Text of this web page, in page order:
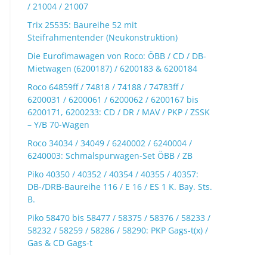
/ 21004 / 21007
Trix 25535: Baureihe 52 mit
Steifrahmentender (Neukonstruktion)
Die Eurofimawagen von Roco: ÖBB / CD / DB-
Mietwagen (6200187) / 6200183 & 6200184
Roco 64859ff / 74818 / 74188 / 74783ff /
6200031 / 6200061 / 6200062 / 6200167 bis
6200171, 6200233: CD / DR / MAV / PKP / ZSSK
– Y/B 70-Wagen
Roco 34034 / 34049 / 6240002 / 6240004 /
6240003: Schmalspurwagen-Set ÖBB / ZB
Piko 40350 / 40352 / 40354 / 40355 / 40357:
DB-/DRB-Baureihe 116 / E 16 / ES 1 K. Bay. Sts.
B.
Piko 58470 bis 58477 / 58375 / 58376 / 58233 /
58232 / 58259 / 58286 / 58290: PKP Gags-t(x) /
Gas & CD Gags-t